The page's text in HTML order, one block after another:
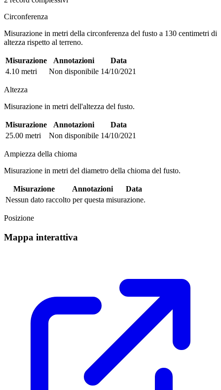
Circonferenza
Misurazione in metri della circonferenza del fusto a 130 centimetri di
altezza rispetto al terreno.
Misurazione Annotazioni
Data
4.10 metri
Non disponibile 14/10/2021
Altezza
Misurazione in metri dell'altezza del fusto.
Misurazione Annotazioni
Data
25.00 metri
Non disponibile 14/10/2021
Ampiezza della chioma
Misurazione in metri del diametro della chioma del fusto.
Misurazione Annotazioni
Data
Nessun dato raccolto per questa misurazione.
Posizione
Mappa interattiva